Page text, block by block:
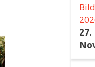
27.